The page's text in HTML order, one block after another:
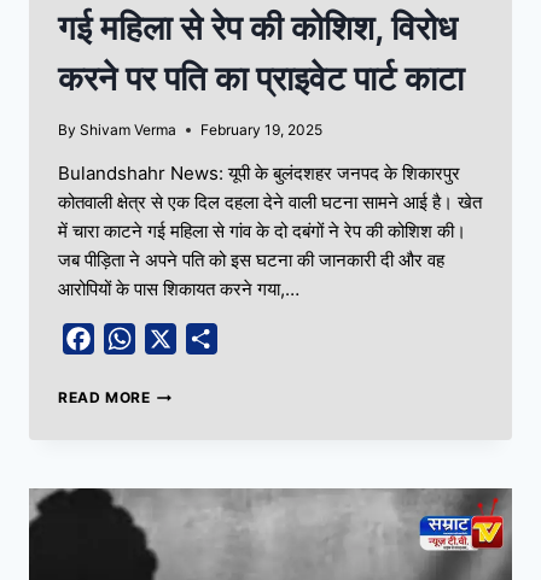
गई महिला से रेप की कोशिश, विरोध
करने पर पति का प्राइवेट पार्ट काटा
By Shivam Verma February 19, 2025
Bulandshahr News: यूपी के बुलंदशहर जनपद के शिकारपुर
कोतवाली क्षेत्र से एक दिल दहला देने वाली घटना सामने आई है। खेत
में चारा काटने गई महिला से गांव के दो दबंगों ने रेप की कोशिश की।
जब पीड़िता ने अपने पति को इस घटना की जानकारी दी और वह
आरोपियों के पास शिकायत करने गया,…
FacebookWhatsApp
READ MORE